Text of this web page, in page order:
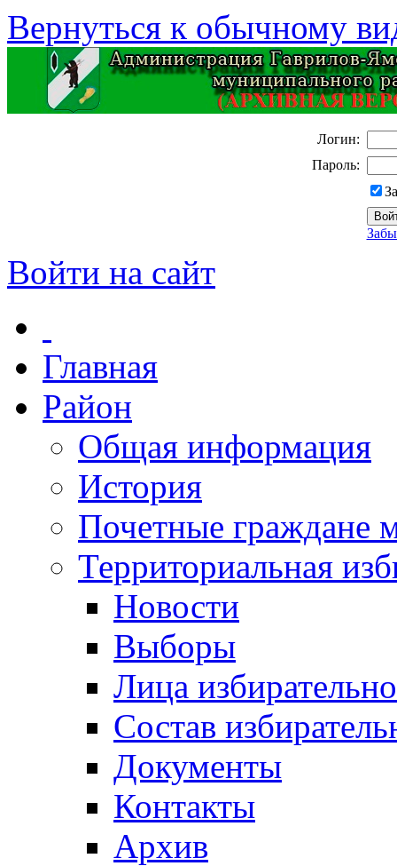
Вернуться к обычному
Логин:
Пароль:
Войти на сайт
Главная
Район
Общая информация
История
Почетные граждане
Территориальная
Новости
Выборы
Лица
Состав
Документы
Контакты
Архив